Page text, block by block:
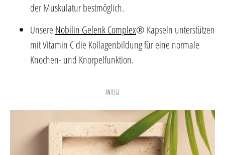
der Muskulatur bestmöglich.
Unsere Nobilin Gelenk Complex® Kapseln unterstützen
mit Vitamin C die Kollagenbildung für eine normale
Knochen- und Knorpelfunktion.
ANZEIGE